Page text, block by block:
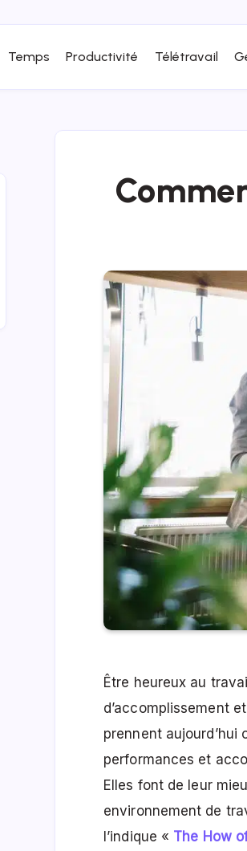
Temps Productivité Télétravail
Être heureux au
d’accomplissement et
prennent aujourd’hui
performances et
Elles font de leur
environnement de
l’indique « The How